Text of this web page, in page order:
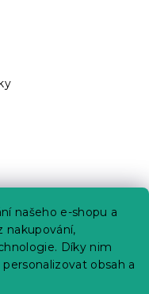
našeho e-shopu a
nakupování,
Díky nim
obsah a